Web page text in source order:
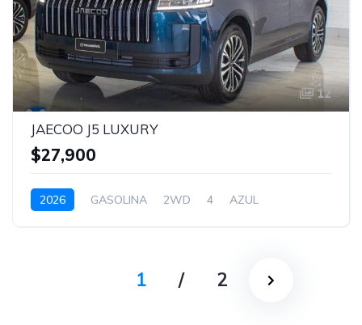
12
JAECOO J5 LUXURY
$27,900
2026 GASOLINA 2WD 4 AZUL
1 / 2